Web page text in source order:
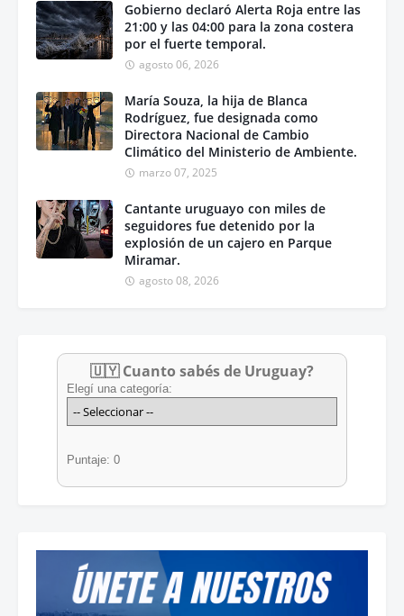
Gobierno declaró Alerta Roja entre las
21:00 y las 04:00 para la zona costera
por el fuerte temporal.
agosto 06, 2026
María Souza, la hija de Blanca
Rodríguez, fue designada como
Directora Nacional de Cambio
Climático del Ministerio de Ambiente.
marzo 07, 2025
Cantante uruguayo con miles de
seguidores fue detenido por la
explosión de un cajero en Parque
Miramar.
agosto 08, 2026
🇺🇾 Cuanto sabés de Uruguay?
Elegí una categoría:
Puntaje: 0